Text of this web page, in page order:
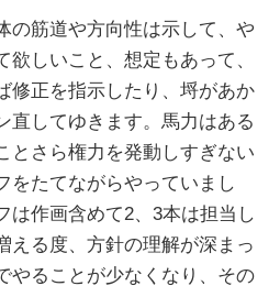
の筋道や方向性は示して、や
しいこと、想定もあって、
修正を指示したり、埒があか
直してゆきます。馬力はある
とさら権力を発動しすぎない
をたてながらやっていまし
は作画含めて2、3本は担当し
える度、方針の理解が深まっ
やることが少なくなり、その